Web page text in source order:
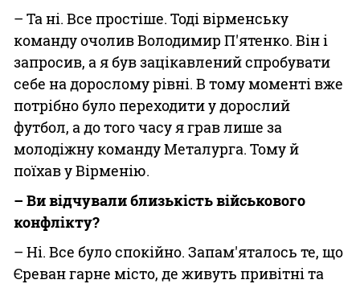
– Та ні. Все простіше. Тоді вірменську
команду очолив Володимир П'ятенко. Він і
запросив, а я був зацікавлений спробувати
себе на дорослому рівні. В тому моменті вже
потрібно було переходити у дорослий
футбол, а до того часу я грав лише за
молодіжну команду Металурга. Тому й
поїхав у Вірменію.
– Ви відчували близькість військового
конфлікту?
– Ні. Все було спокійно. Запам'яталось те, що
Єреван гарне місто, де живуть привітні та